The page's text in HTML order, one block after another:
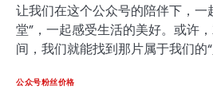
让我们在这个公众号的陪伴下，一
堂”，一起感受生活的美好。或许
间，我们就能找到那片属于我们的“
公众号粉丝价格